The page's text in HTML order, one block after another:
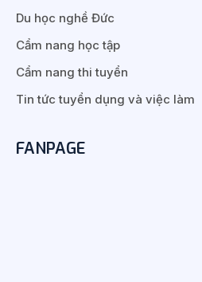
Du học nghề Đức
Cẩm nang học tập
Cẩm nang thi tuyển
Tin tức tuyển dụng và việc làm
FANPAGE